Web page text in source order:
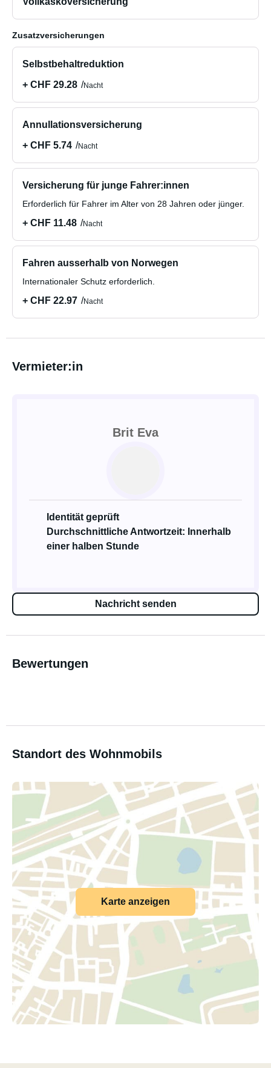
Zusatzversicherungen
Selbstbehaltreduktion
+ CHF 29.28
Nacht
Annullationsversicherung
+ CHF 5.74
Nacht
Versicherung für junge Fahrer:innen
Erforderlich für Fahrer im Alter von 28 Jahren oder jünger.
+ CHF 11.48 Nacht
Fahren ausserhalb von Norwegen
Internationaler Schutz erforderlich.
+ CHF 22.97 Nacht
Vermieter:in
Brit Eva
Identität geprüft
Durchschnittliche Antwortzeit: Innerhalb
einer halben Stunde
Nachricht senden
Bewertungen
Standort des Wohnmobils
Karte anzeigen